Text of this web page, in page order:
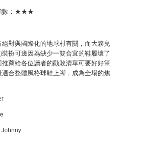
數：★★★
對與國際化的地球村有關，而大夥兒
扮可邊因為缺少一雙合宜的鞋履壞了
推薦給各位讀者的勸敗清單可要好好筆
合整體風格球鞋上腳，成為全場的焦
Johnny